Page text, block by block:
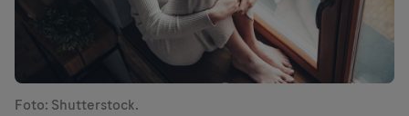
Foto: Shutterstock.